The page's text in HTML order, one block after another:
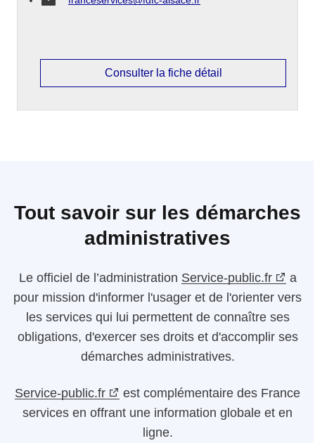
Consulter la fiche détail
Tout savoir sur les démarches
administratives
Le officiel de l’administration Service-public.fr
a
pour mission d'informer l'usager et de l'orienter vers
les services qui lui permettent de connaître ses
obligations, d'exercer ses droits et d'accomplir ses
démarches administratives.
Service-public.fr
est complémentaire des France
services en offrant une information globale et en
ligne.